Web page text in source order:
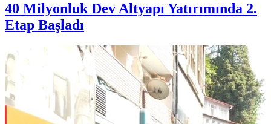
40 Milyonluk Dev Altyapı Yatırımında 2.
Etap Başladı